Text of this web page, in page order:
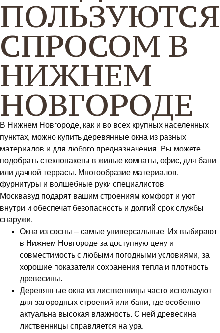
ПОЛЬЗУЮТСЯ
СПРОСОМ В
НИЖНЕМ
НОВГОРОДЕ
В Нижнем Новгороде, как и во всех крупных населенных
пунктах, можно купить деревянные окна из разных
материалов и для любого предназначения. Вы можете
подобрать стеклопакеты в жилые комнаты, офис, для бани
или дачной террасы. Многообразие материалов,
фурнитуры и волшебные руки специалистов
Москвавуд подарят вашим строениям комфорт и уют
внутри и обеспечат безопасность и долгий срок службы
снаружи.
Окна из сосны – самые универсальные. Их выбирают
в Нижнем Новгороде за доступную цену и
совместимость с любыми погодными условиями, за
хорошие показатели сохранения тепла и плотность
древесины.
Деревянные окна из лиственницы часто используют
для загородных строений или бани, где особенно
актуальна высокая влажность. С ней древесина
лиственницы справляется на ура.